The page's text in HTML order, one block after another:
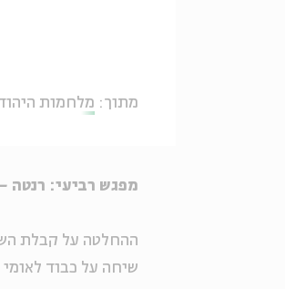
מתוך: מלחמות
מפגש רביעי: רנטה
ההחלטה על קבלת
שיחה על כבוד לאומי